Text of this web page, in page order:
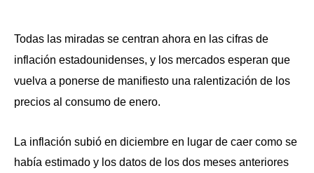
Todas las miradas se centran ahora en las cifras de
inflación estadounidenses, y los mercados esperan que
vuelva a ponerse de manifiesto una ralentización de los
precios al consumo de enero.
La inflación subió en diciembre en lugar de caer como se
había estimado y los datos de los dos meses anteriores